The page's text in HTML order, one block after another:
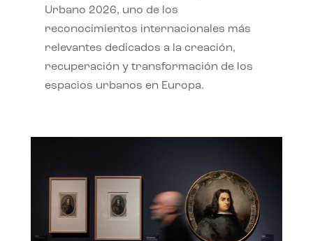
Urbano 2026, uno de los
reconocimientos internacionales más
relevantes dedicados a la creación,
recuperación y transformación de los
espacios urbanos en Europa.